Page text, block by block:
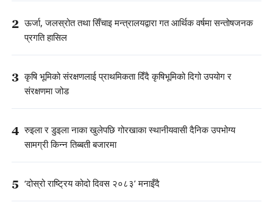
2 ऊर्जा, जलस्रोत तथा सिँचाइ मन्त्रालयद्वारा गत आर्थिक वर्षमा सन्तोषजनक
प्रगति हासिल
3 कृषि भूमिको संरक्षणलाई प्राथमिकता दिँदै कृषिभूमिको दिगो उपयोग र
संरक्षणमा जोड
4 रुइला र डुइला नाका खुलेपछि गोरखाका स्थानीयवासी दैनिक उपभोग्य
सामग्री किन्न तिब्बती बजारमा
5 ‘दोस्रो राष्ट्रिय कोदो दिवस २०८३’ मनाइँदै